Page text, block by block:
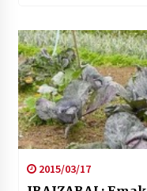
2015/03/17